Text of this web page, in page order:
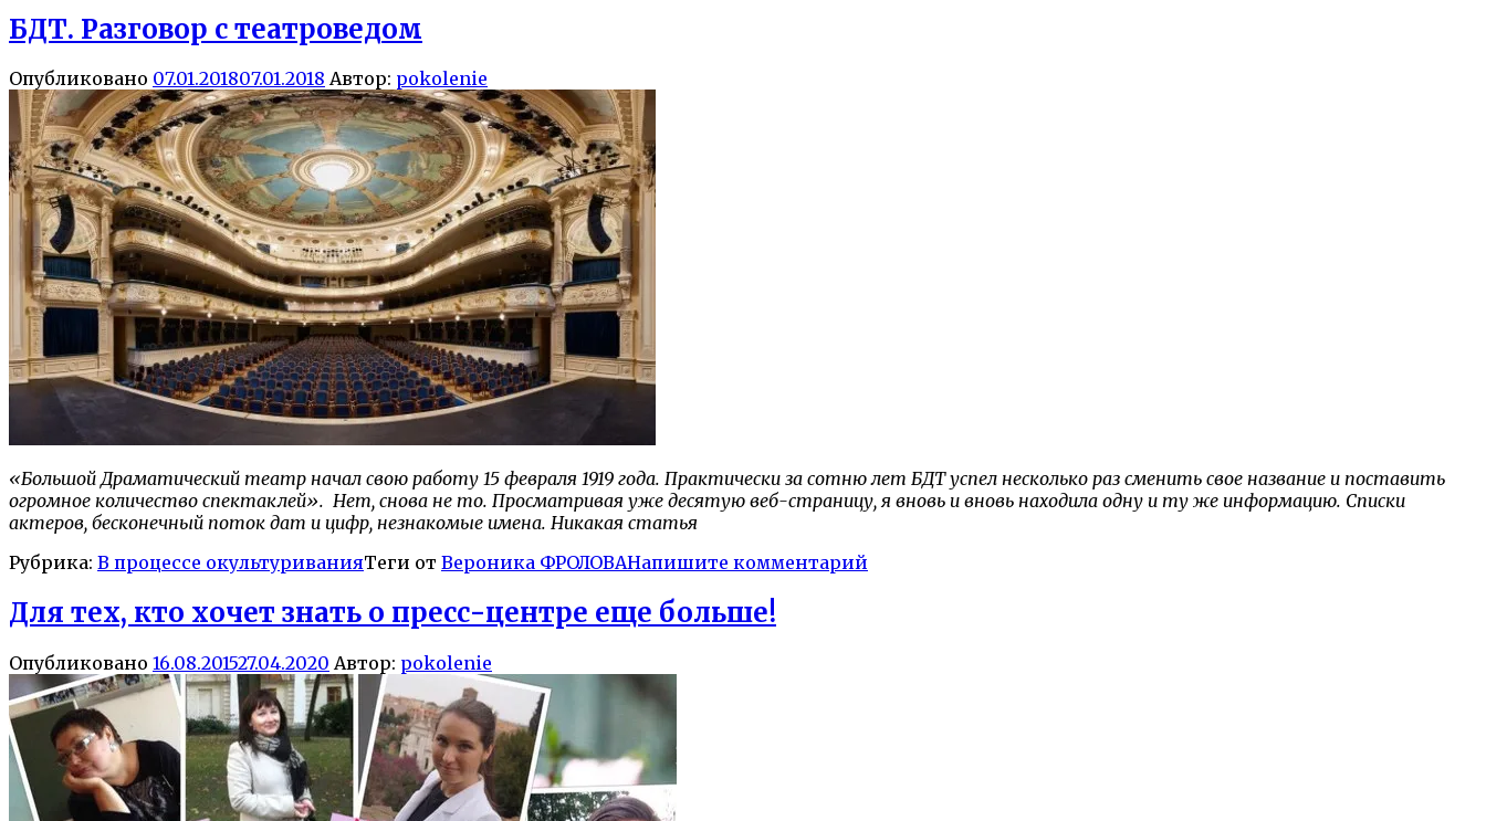
БДТ. Разговор с театроведом
Опубликовано 07.01.201807.01.2018 Автор: pokolenie
«Большой Драматический театр начал свою работу 15 февраля 1919 года. Практически за сотню лет БДТ успел несколько раз сменить свое название и поставить
огромное количество спектаклей». Нет, снова не то. Просматривая уже десятую веб-страницу, я вновь и вновь находила одну и ту же информацию. Списки
актеров, бесконечный поток дат и цифр, незнакомые имена. Никакая статья
Рубрика: В процессе окультуриванияТеги от Вероника ФРОЛОВАНапишите комментарий
Для тех, кто хочет знать о пресс-центре еще больше!
Опубликовано 16.08.201527.04.2020 Автор: pokolenie